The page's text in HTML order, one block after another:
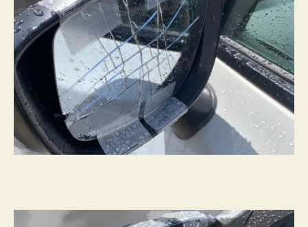
ド
ミ
ラ
ー)
破
損
へ
の